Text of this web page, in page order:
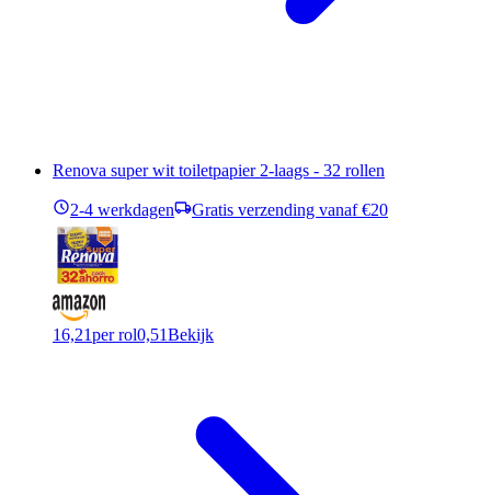
Renova super wit toiletpapier 2-laags - 32 rollen
2-4 werkdagen Gratis verzending vanaf €20
16,21per rol0,51Bekijk